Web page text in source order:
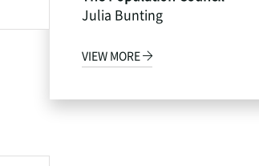
Julia Bunting
VIEW MORE